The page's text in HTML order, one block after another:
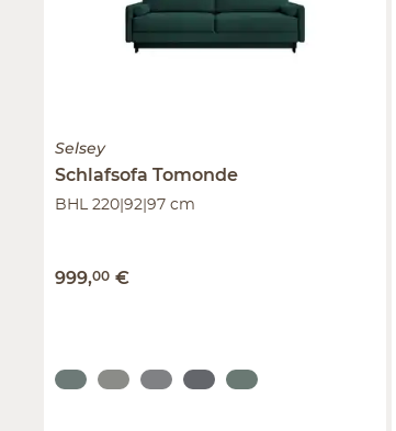
Selsey
Schlafsofa Tomonde
BHL 220|92|97 cm
999,00 €